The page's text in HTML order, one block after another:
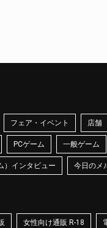
フェア・イベント 店舗
PCゲーム 一般ゲーム
）インタビュー 今日のメ
女性向け通販 R-18